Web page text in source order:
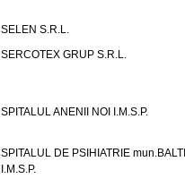
SELEN S.R.L.
SERCOTEX GRUP S.R.L.
SPITALUL ANENII NOI I.M.S.P.
SPITALUL DE PSIHIATRIE mun.BALTI
I.M.S.P.